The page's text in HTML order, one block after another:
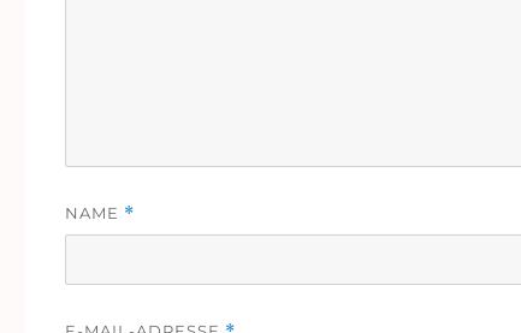
NAME *